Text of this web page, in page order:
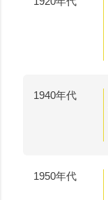
1940年代
1950年代